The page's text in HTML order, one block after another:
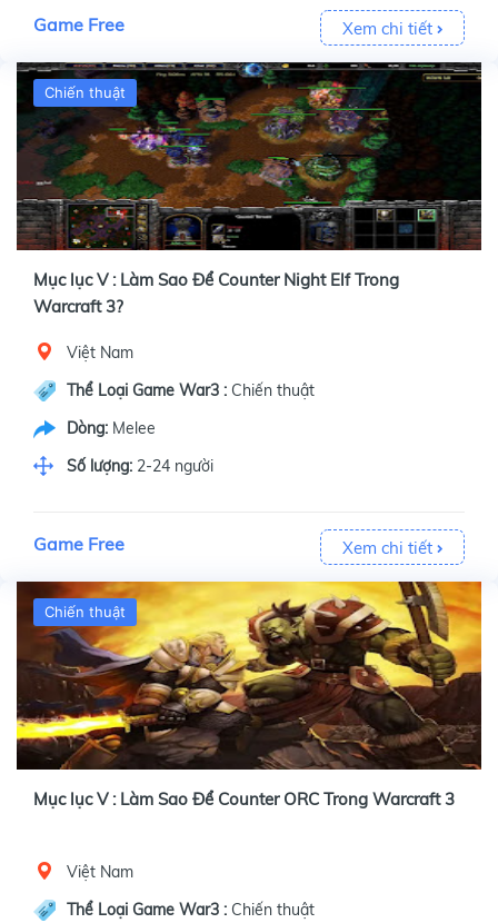
Game Free Xem chi tiết
Chiến thuật
Mục lục V : Làm Sao Để Counter Night Elf Trong
Warcraft 3?
Việt Nam
Thể Loại Game War3 : Chiến thuật
Dòng: Melee
Số lượng: 2-24 người
Game Free Xem chi tiết
Chiến thuật
Mục lục V : Làm Sao Để Counter ORC Trong Warcraft 3
Việt Nam
Thể Loại Game War3 : Chiến thuật